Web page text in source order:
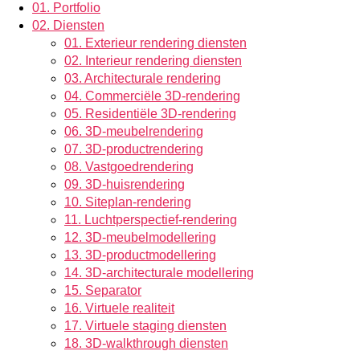
01. Portfolio
02. Diensten
01. Exterieur rendering diensten
02. Interieur rendering diensten
03. Architecturale rendering
04. Commerciële 3D-rendering
05. Residentiële 3D-rendering
06. 3D-meubelrendering
07. 3D-productrendering
08. Vastgoedrendering
09. 3D-huisrendering
10. Siteplan-rendering
11. Luchtperspectief-rendering
12. 3D-meubelmodellering
13. 3D-productmodellering
14. 3D-architecturale modellering
15. Separator
16. Virtuele realiteit
17. Virtuele staging diensten
18. 3D-walkthrough diensten